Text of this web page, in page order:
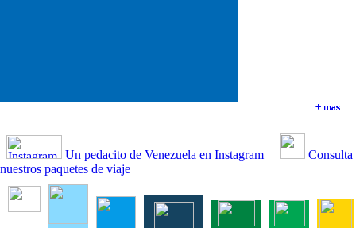
+ mas
+ mas
+ mas
+ mas
Un pedacito de Venezuela en Instagram
Consulta
nuestros paquetes de viaje